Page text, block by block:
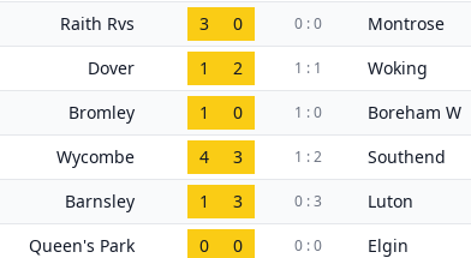
Raith Rvs 3 0 0 : 0 Montrose
Dover 1 2 1 : 1 Woking
Bromley 1 0 1 : 0 Boreham W
Wycombe 4 3 1 : 2 Southend
Barnsley 1 3 0 : 3 Luton
Queen's Park 0 0 0 : 0 Elgin